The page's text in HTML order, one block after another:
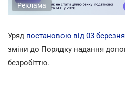
Реклама
Уряд постановою від 03
зміни до Порядку надання
безробіттю.